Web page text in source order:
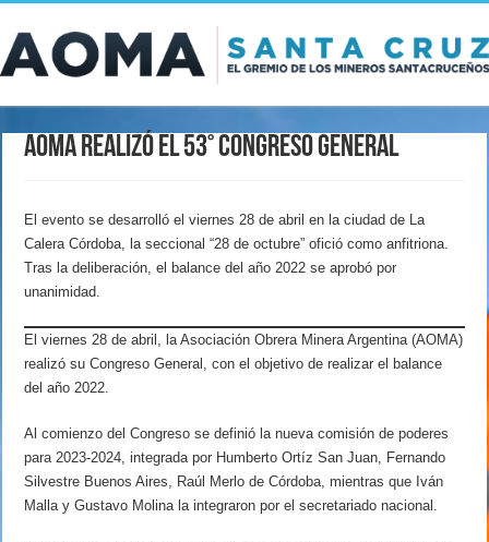
AOMA realizó el 53° Congreso General
El evento se desarrolló el viernes 28 de abril en la ciudad de La
Calera Córdoba, la seccional “28 de octubre” ofició como anfitriona.
Tras la deliberación, el balance del año 2022 se aprobó por
unanimidad.
El viernes 28 de abril, la Asociación Obrera Minera Argentina (AOMA)
realizó su Congreso General, con el objetivo de realizar el balance
del año 2022.
Al comienzo del Congreso se definió la nueva comisión de poderes
para 2023-2024, integrada por Humberto Ortíz San Juan, Fernando
Silvestre Buenos Aires, Raúl Merlo de Córdoba, mientras que Iván
Malla y Gustavo Molina la integraron por el secretariado nacional.